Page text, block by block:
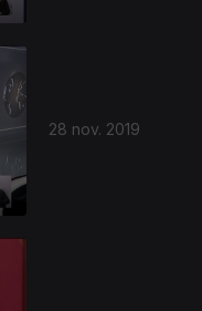
28 nov. 2019